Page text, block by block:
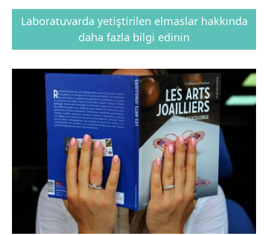
Laboratuvarda yetiştirilen elmaslar hakkında
daha fazla bilgi edinin